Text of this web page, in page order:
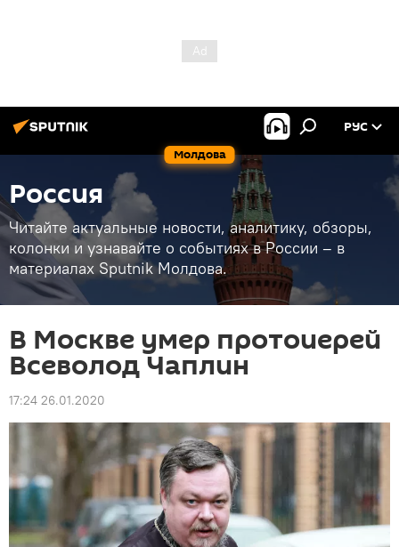
Молдова
РУС
Россия
Читайте актуальные новости, аналитику, обзоры,
колонки и узнавайте о событиях в России – в
материалах Sputnik Молдова.
В Москве умер протоиерей
Всеволод Чаплин
17:24 26.01.2020